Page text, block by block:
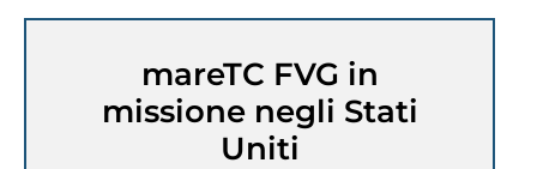
mareTC FVG in
missione negli Stati
Uniti